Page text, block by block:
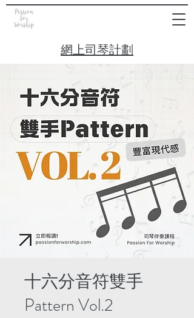
網上司琴計劃
十六分音符雙手
Pattern Vol.2